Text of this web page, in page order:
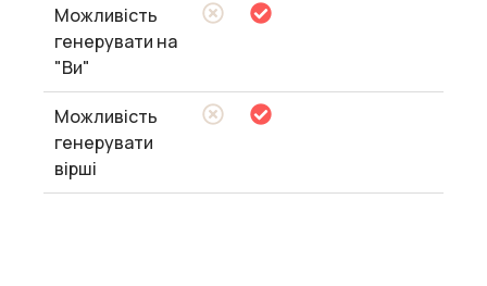
Можливість
генерувати на
"Ви"
Можливість
генерувати
вірші